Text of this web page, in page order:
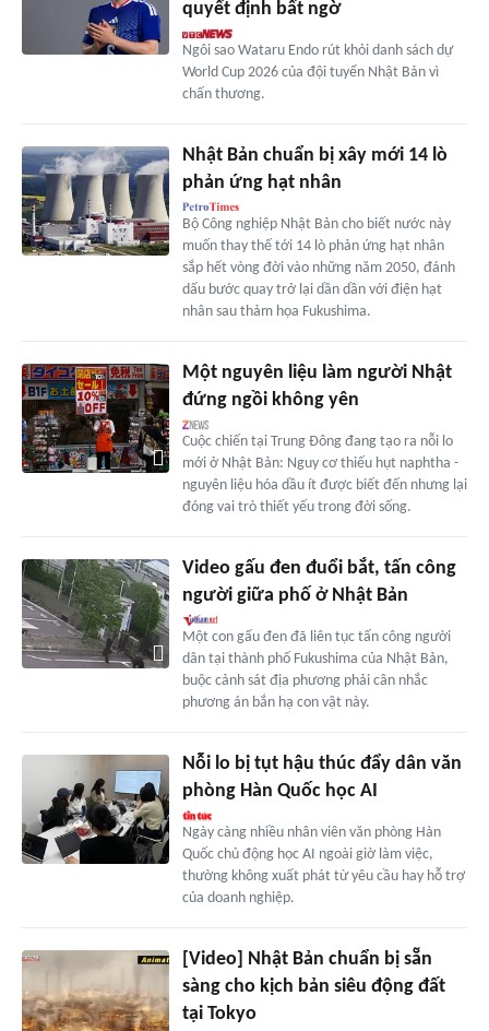
quyết định bất ngờ
Ngôi sao Wataru Endo rút khỏi danh sách dự
World Cup 2026 của đội tuyển Nhật Bản vì
chấn thương.
Nhật Bản chuẩn bị xây mới 14 lò
phản ứng hạt nhân
Bộ Công nghiệp Nhật Bản cho biết nước này
muốn thay thế tới 14 lò phản ứng hạt nhân
sắp hết vòng đời vào những năm 2050, đánh
dấu bước quay trở lại dần dần với điện hạt
nhân sau thảm họa Fukushima.
Một nguyên liệu làm người Nhật
đứng ngồi không yên
Cuộc chiến tại Trung Đông đang tạo ra nỗi lo
mới ở Nhật Bản: Nguy cơ thiếu hụt naphtha -
nguyên liệu hóa dầu ít được biết đến nhưng lại
đóng vai trò thiết yếu trong đời sống.
Video gấu đen đuổi bắt, tấn công
người giữa phố ở Nhật Bản
Một con gấu đen đã liên tục tấn công người
dân tại thành phố Fukushima của Nhật Bản,
buộc cảnh sát địa phương phải cân nhắc
phương án bắn hạ con vật này.
Nỗi lo bị tụt hậu thúc đẩy dân văn
phòng Hàn Quốc học AI
Ngày càng nhiều nhân viên văn phòng Hàn
Quốc chủ động học AI ngoài giờ làm việc,
thường không xuất phát từ yêu cầu hay hỗ trợ
của doanh nghiệp.
[Video] Nhật Bản chuẩn bị sẵn
sàng cho kịch bản siêu động đất
tại Tokyo